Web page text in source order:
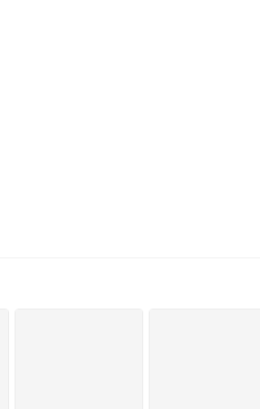
면 정원의 인상이 확 달라지는 것이다.
그녀가 나보다 3센티미터는 더 컸다. 어
살 만한 얼굴은 아니었다. 짙은 눈썹과 네
마친다. 여자친구 때문에 마음은 복잡
디를 깎으며 보낸 여름, 유난히 선명하